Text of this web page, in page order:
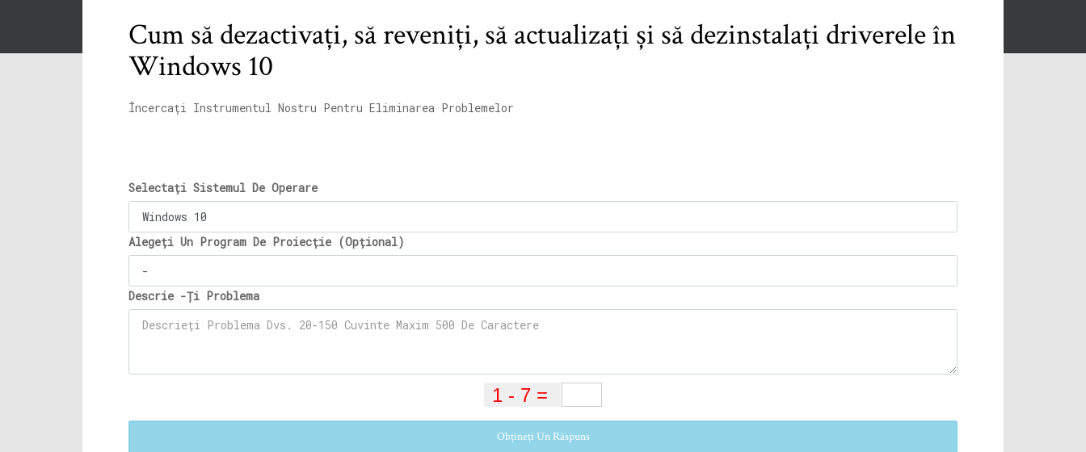
Cum să dezactivați, să reveniți, să actualizați și să dezinstalați driverele în
Windows 10
Încercați Instrumentul Nostru Pentru Eliminarea Problemelor
Selectați Sistemul De Operare
Alegeți Un Program De Proiecție (Opțional)
Descrie -Ți Problema
Obțineți Un Răspuns